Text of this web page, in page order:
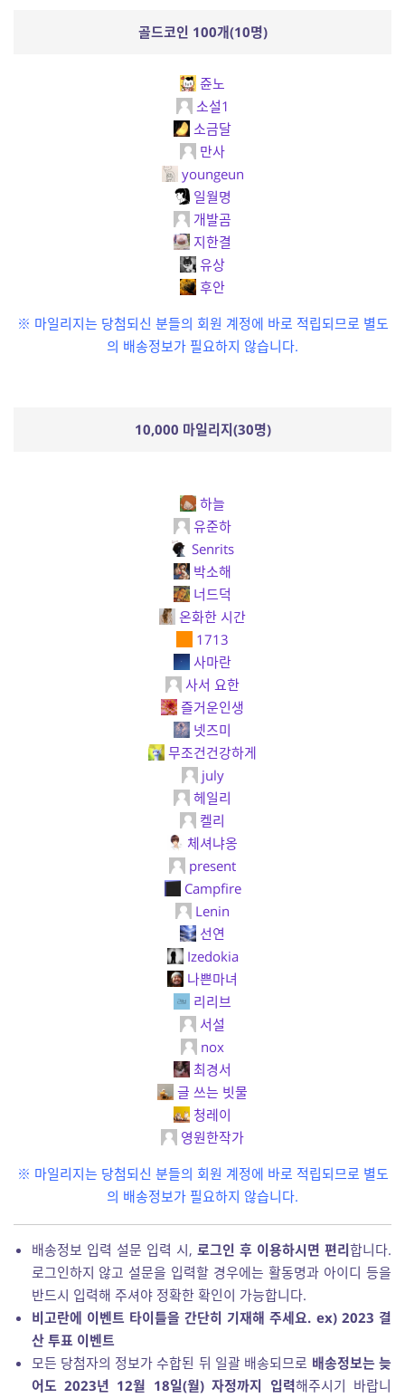
골드코인 100개(10명)
쥰노
소설1
소금달
만사
youngeun
일월명
개발곰
지한결
유상
후안
※ 마일리지는 당첨되신 분들의 회원 계정에 바로 적립되므로 별도
의 배송정보가 필요하지 않습니다.
10,000 마일리지(30명)
하늘
유준하
Senrits
박소해
너드덕
온화한 시간
1713
사마란
사서 요한
즐거운인생
넷즈미
무조건건강하게
july
헤일리
켈리
체셔냐옹
present
Campfire
Lenin
선연
Izedokia
나쁜마녀
리리브
서설
nox
최경서
글 쓰는 빗물
청레이
영원한작가
※ 마일리지는 당첨되신 분들의 회원 계정에 바로 적립되므로 별도
의 배송정보가 필요하지 않습니다.
배송정보 입력 설문 입력 시, 로그인 후 이용하시면 편리합니다.
로그인하지 않고 설문을 입력할 경우에는 활동명과 아이디 등을
반드시 입력해 주셔야 정확한 확인이 가능합니다.
비고란에 이벤트 타이틀을 간단히 기재해 주세요. ex) 2023 결
산 투표 이벤트
모든 당첨자의 정보가 수합된 뒤 일괄 배송되므로 배송정보는 늦
어도 2023년 12월 18일(월) 자정까지 입력해주시기 바랍니